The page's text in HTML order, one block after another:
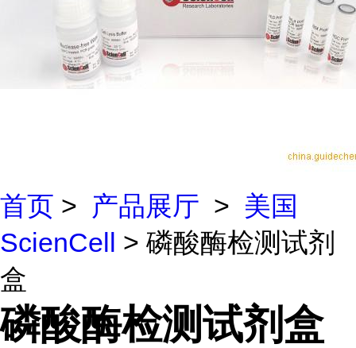
首页 > 产品展厅 > 美国
ScienCell > 磷酸酶检测试剂
盒
磷酸酶检测试剂盒